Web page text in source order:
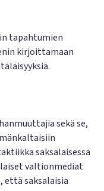
tapahtumien
kirjoittamaan
sekä se,
saksalaisessa
valtionmediat
että saksalaisia